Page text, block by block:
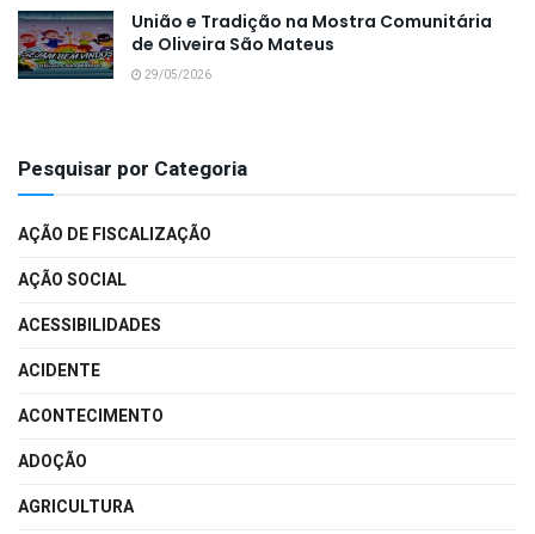
União e Tradição na Mostra Comunitária
de Oliveira São Mateus
29/05/2026
Pesquisar por Categoria
AÇÃO DE FISCALIZAÇÃO
AÇÃO SOCIAL
ACESSIBILIDADES
ACIDENTE
ACONTECIMENTO
ADOÇÃO
AGRICULTURA